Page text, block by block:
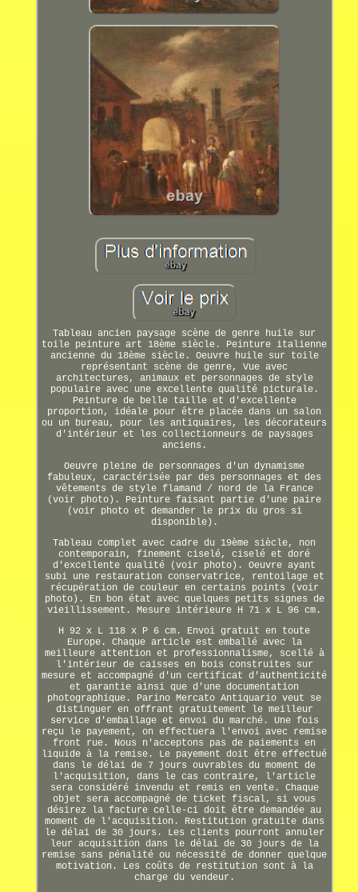
Tableau ancien paysage scène de genre huile sur
toile peinture art 18ème siècle. Peinture italienne
ancienne du 18ème siècle. Oeuvre huile sur toile
représentant scène de genre, Vue avec
architectures, animaux et personnages de style
populaire avec une excellente qualité picturale.
Peinture de belle taille et d'excellente
proportion, idéale pour être placée dans un salon
ou un bureau, pour les antiquaires, les décorateurs
d'intérieur et les collectionneurs de paysages
anciens.
Oeuvre pleine de personnages d'un dynamisme
fabuleux, caractérisée par des personnages et des
vêtements de style flamand / nord de la France
(voir photo). Peinture faisant partie d'une paire
(voir photo et demander le prix du gros si
disponible).
Tableau complet avec cadre du 19ème siècle, non
contemporain, finement ciselé, ciselé et doré
d'excellente qualité (voir photo). Oeuvre ayant
subi une restauration conservatrice, rentoilage et
récupération de couleur en certains points (voir
photo). En bon état avec quelques petits signes de
vieillissement. Mesure intérieure H 71 x L 96 cm.
H 92 x L 118 x P 6 cm. Envoi gratuit en toute
Europe. Chaque article est emballé avec la
meilleure attention et professionnalisme, scellé à
l'intérieur de caisses en bois construites sur
mesure et accompagné d'un certificat d'authenticité
et garantie ainsi que d'une documentation
photographique. Parino Mercato Antiquario veut se
distinguer en offrant gratuitement le meilleur
service d'emballage et envoi du marché. Une fois
reçu le payement, on effectuera l'envoi avec remise
front rue. Nous n'acceptons pas de paiements en
liquide à la remise. Le payement doit être effectué
dans le délai de 7 jours ouvrables du moment de
l'acquisition, dans le cas contraire, l'article
sera considéré invendu et remis en vente. Chaque
objet sera accompagné de ticket fiscal, si vous
désirez la facture celle-ci doit être demandée au
moment de l'acquisition. Restitution gratuite dans
le délai de 30 jours. Les clients pourront annuler
leur acquisition dans le délai de 30 jours de la
remise sans pénalité ou nécessité de donner quelque
motivation. Les coûts de restitution sont à la
charge du vendeur.